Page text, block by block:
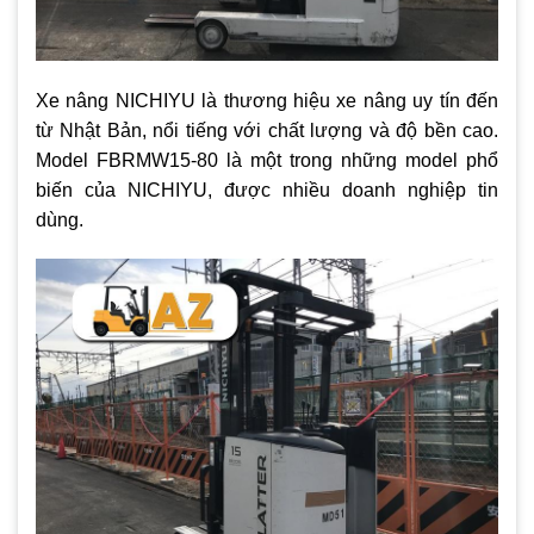
Xe nâng NICHIYU là thương hiệu xe nâng uy tín đến
từ Nhật Bản, nổi tiếng với chất lượng và độ bền cao.
Model FBRMW15-80 là một trong những model phổ
biến của NICHIYU, được nhiều doanh nghiệp tin
dùng.